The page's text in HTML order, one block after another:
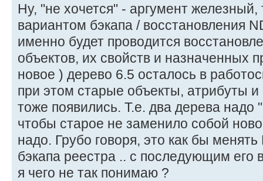
Ну, "не хочется" - аргумент железный,
вариантом бэкапа / восстановления
именно будет проводится
объектов, их свойств и назначенных
новое ) дерево 6.5 осталось в
при этом старые объекты, атрибуты
тоже появились. Т.е. два дерева надо
чтобы старое не заменило собой
надо. Грубо говоря, это как бы
бэкапа реестра .. с последующим его
я чего не так понимаю ?